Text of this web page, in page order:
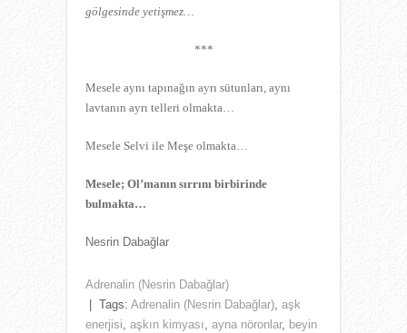
gölgesinde yetişmez…
***
Mesele aynı tapınağın ayrı sütunları, aynı
lavtanın ayrı telleri olmakta…
Mesele Selvi ile Meşe olmakta…
Mesele; Ol’manın sırrını birbirinde
bulmakta…
Nesrin Dabağlar
Adrenalin (Nesrin Dabağlar)
| Tags: Adrenalin (Nesrin Dabağlar), aşk
enerjisi, aşkın kimyası, ayna nöronlar, beyin